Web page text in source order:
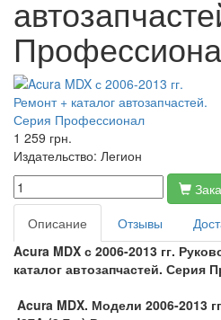
1 259 грн.
Издательство: Легион
Описание
Отзывы
Acura MDX с 2006-2013 гг.
каталог автозапчастей. Серия
Acura MDX. Модели 2006-2013